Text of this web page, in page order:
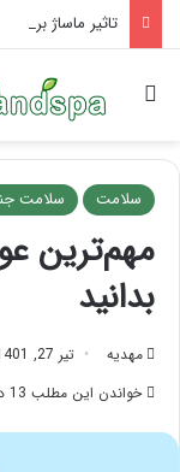
تاثیر ماساژ بر
جستجو برای
سلامت سلامت
مهم‌ترین
بدانید
مهدیه تیر 27, 1401
خواندن این مطلب 13 دقیقه زمان میبرد